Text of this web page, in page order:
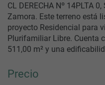
CL DERECHA Nº 14PLTA
Zamora. Este terreno está
proyecto Residencial para
Plurifamiliar Libre. Cuenta
511,00 m² y una
Precio